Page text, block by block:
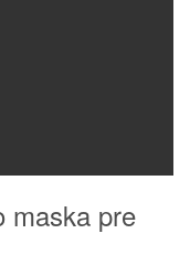
maska pre